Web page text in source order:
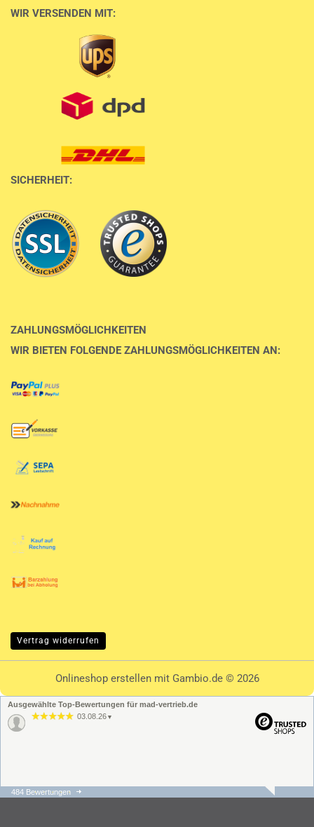
WIR VERSENDEN MIT:
SICHERHEIT:
ZAHLUNGSMÖGLICHKEITEN
WIR BIETEN FOLGENDE ZAHLUNGSMÖGLICHKEITEN AN:
Vertrag widerrufen
Onlineshop erstellenmit Gambio.de © 2026
Ausgewählte Top-Bewertungen für mad-vertrieb.de
03.08.26 ▼
31.07.26
484 Bewertungen